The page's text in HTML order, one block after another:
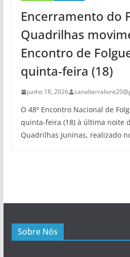
Encerramento do
Quadrilhas
Encontro de
quinta-feira (18)
junho 18, 2026
O 48º Encontro Nacional de
quinta-feira (18) à última noite
Quadrilhas Juninas, realizado
Sobre Nós